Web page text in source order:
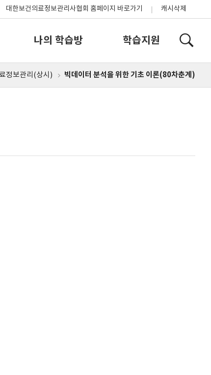
대한보건의료정보관리사협회 홈페이지 바로가기 캐시삭제
나의 학습방 학습지원
홈
정보관리(상시) 빅데이터 분석을 위한 기초 이론(80차춘계)